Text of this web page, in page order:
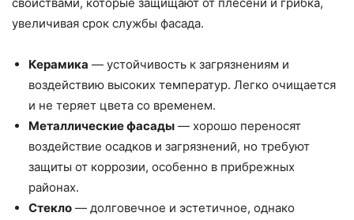
увеличивая срок службы фасада.
Керамика — устойчивость к загрязнениям и
воздействию высоких температур. Легко очищается
и не теряет цвета со временем.
Металлические фасады — хорошо переносят
воздействие осадков и загрязнений, но требуют
защиты от коррозии, особенно в прибрежных
районах.
Стекло — долговечное и эстетичное, однако